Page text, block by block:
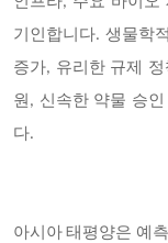
기인합니다. 생물학
증가, 유리한 규제
원, 신속한 약물 승
다.
아시아 태평양은 예